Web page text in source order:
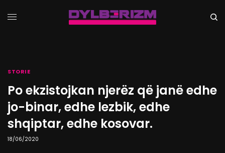
STORIE
Po ekzistojkan njerëz që janë edhe
jo-binar, edhe lezbik, edhe
shqiptar, edhe kosovar.
18/06/2020